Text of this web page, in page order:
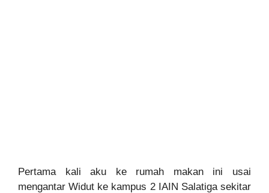
Pertama kali aku ke rumah makan ini usai
mengantar Widut ke kampus 2 IAIN Salatiga sekitar